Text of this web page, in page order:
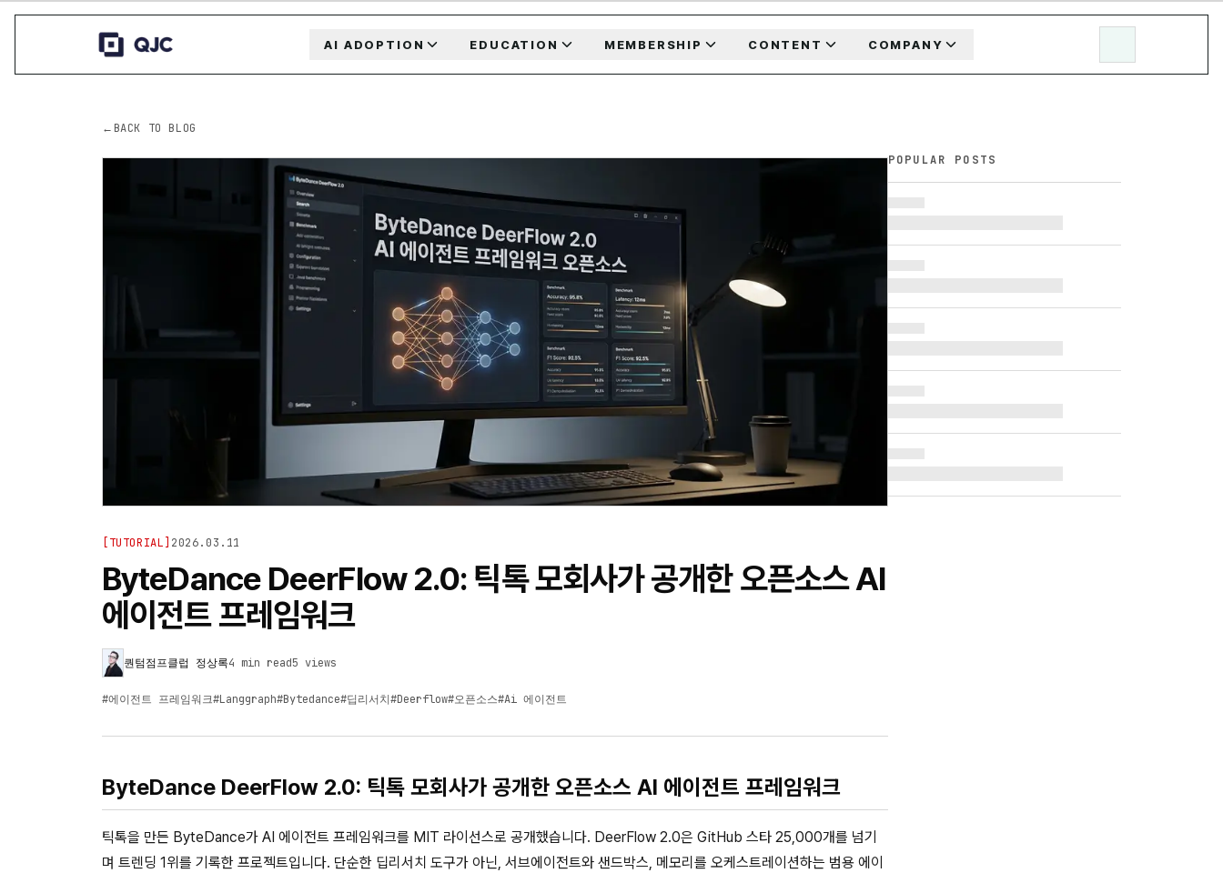
AI ADOPTION EDUCATION MEMBERSHIP CONTENT COMPANY
← BACK TO BLOG
TUTORIAL 2026.03.11
ByteDance DeerFlow 2.0: 틱톡 모회사가 공개한 오픈소스 AI
에이전트 프레임워크
퀀텀점프클럽 정상록4 min read5 views
#에이전트 프레임워크#Langgraph#Bytedance#딥리서치#Deerflow#오픈소스#Ai 에이전트
ByteDance DeerFlow 2.0: 틱톡 모회사가 공개한 오픈소스 AI 에이전트 프레임워크
틱톡을 만든 ByteDance가 AI 에이전트 프레임워크를 MIT 라이선스로 공개했습니다. DeerFlow 2.0은 GitHub 스타 25,000개를 넘기
며 트렌딩 1위를 기록한 프로젝트입니다. 단순한 딥리서치 도구가 아닌, 서브에이전트와 샌드박스, 메모리를 오케스트레이션하는 범용 에이
POPULAR POSTS